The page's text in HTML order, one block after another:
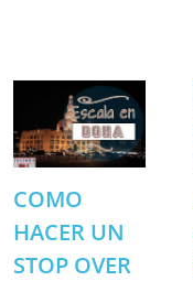
COMO
HACER UN
STOP OVER